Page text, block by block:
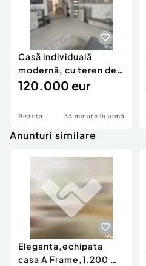
Casă individuală
modernă, cu teren de
1.356 mp – la doa
120.000 eur
Bistrita 33 minute în urmă
Anunturi similare
Eleganta,echipata
casa A Frame,1.200 mp